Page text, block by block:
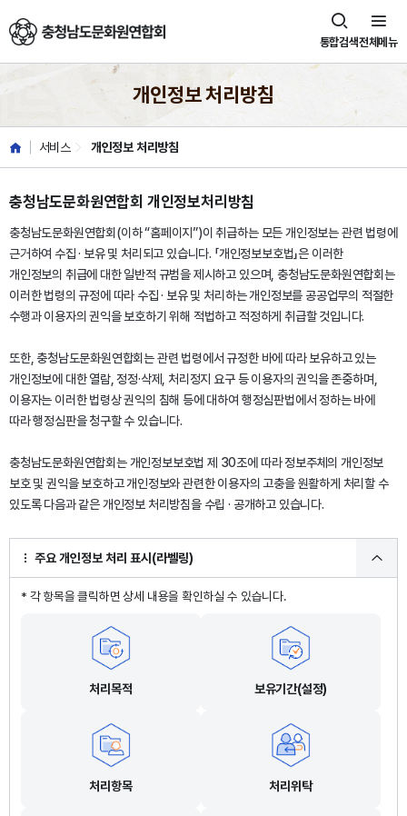
충청남도문화원연합회
통합검색전체메뉴
개인정보 처리방침
서비스 개인정보 처리방침
충청남도문화원연합회 개인정보처리방침
충청남도문화원연합회(이하 “홈페이지”)이 취급하는 모든 개인정보는 관련 법령에
근거하여 수집 · 보유 및 처리되고 있습니다. 「개인정보보호법」은 이러한
개인정보의 취급에 대한 일반적 규범을 제시하고 있으며, 충청남도문화원연합회는
이러한 법령의 규정에 따라 수집 · 보유 및 처리하는 개인정보를 공공업무의 적절한
수행과 이용자의 권익을 보호하기 위해 적법하고 적정하게 취급할 것입니다.
또한, 충청남도문화원연합회는 관련 법령에서 규정한 바에 따라 보유하고 있는
개인정보에 대한 열람, 정정·삭제, 처리정지 요구 등 이용자의 권익을 존중하며,
이용자는 이러한 법령상 권익의 침해 등에 대하여 행정심판법에서 정하는 바에
따라 행정심판을 청구할 수 있습니다.
충청남도문화원연합회는 개인정보보호법 제 30조에 따라 정보주체의 개인정보
보호 및 권익을 보호하고 개인정보와 관련한 이용자의 고충을 원활하게 처리할 수
있도록 다음과 같은 개인정보 처리방침을 수립 · 공개하고 있습니다.
주요 개인정보 처리 표시(라벨링)
* 각 항목을 클릭하면 상세 내용을 확인하실 수 있습니다.
처리목적 보유기간(설정)
처리항목 처리위탁